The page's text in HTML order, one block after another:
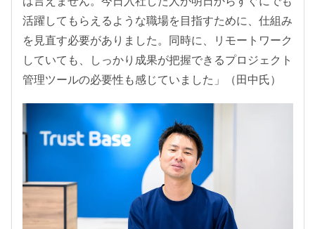
活躍してもらえるような職場を目指すために、仕組み
を見直す必要がありました。同時に、リモートワーク
していても、しっかり成果が把握できるプロジェクト
管理ツールの必要性も感じていました」（田中氏）